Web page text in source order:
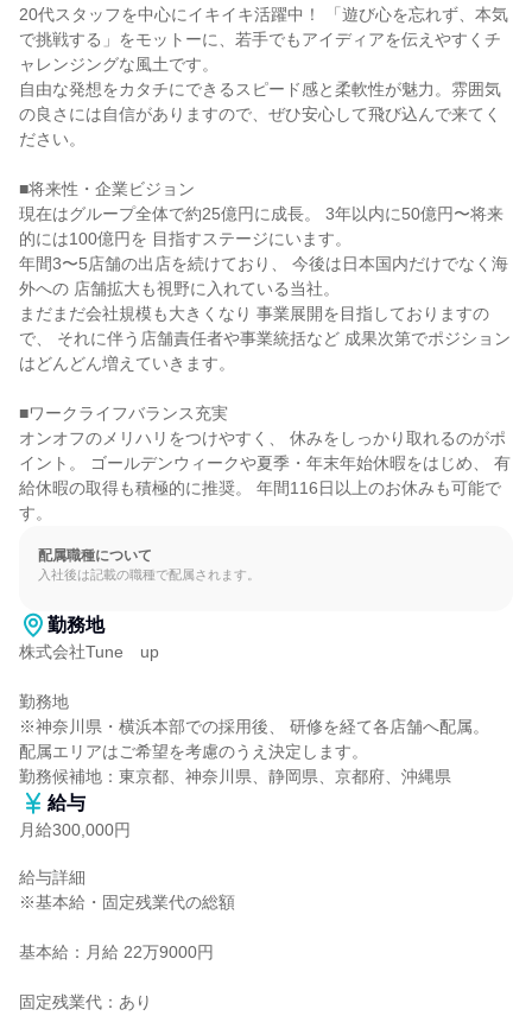
20代スタッフを中心にイキイキ活躍中！ 「遊び心を忘れず、本気
で挑戦する」をモットーに、若手でもアイディアを伝えやすくチ
ャレンジングな風土です。
自由な発想をカタチにできるスピード感と柔軟性が魅力。雰囲気
の良さには自信がありますので、ぜひ安心して飛び込んで来てく
ださい。
■将来性・企業ビジョン
現在はグループ全体で約25億円に成長。 3年以内に50億円〜将来
的には100億円を 目指すステージにいます。
年間3〜5店舗の出店を続けており、 今後は日本国内だけでなく海
外への 店舗拡大も視野に入れている当社。
まだまだ会社規模も大きくなり 事業展開を目指しておりますの
で、 それに伴う店舗責任者や事業統括など 成果次第でポジション
はどんどん増えていきます。
■ワークライフバランス充実
オンオフのメリハリをつけやすく、 休みをしっかり取れるのがポ
イント。 ゴールデンウィークや夏季・年末年始休暇をはじめ、 有
給休暇の取得も積極的に推奨。 年間116日以上のお休みも可能で
す。
配属職種について
入社後は記載の職種で配属されます。
勤務地
株式会社Tune　up
勤務地
※神奈川県・横浜本部での採用後、 研修を経て各店舗へ配属。
配属エリアはご希望を考慮のうえ決定します。
勤務候補地：東京都、神奈川県、静岡県、京都府、沖縄県
給与
月給300,000円
給与詳細
※基本給・固定残業代の総額
基本給：月給 22万9000円
固定残業代：あり